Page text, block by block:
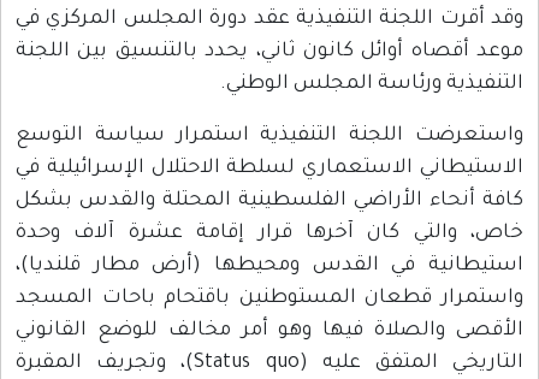
وقد أقرت اللجنة التنفيذية عقد دورة المجلس المركزي في
موعد أقصاه أوائل كانون ثاني، يحدد بالتنسيق بين اللجنة
التنفيذية ورئاسة المجلس الوطني.
واستعرضت اللجنة التنفيذية استمرار سياسة التوسع
الاستيطاني الاستعماري لسلطة الاحتلال الإسرائيلية في
كافة أنحاء الأراضي الفلسطينية المحتلة والقدس بشكل
خاص، والتي كان آخرها قرار إقامة عشرة آلاف وحدة
استيطانية في القدس ومحيطها (أرض مطار قلنديا)،
واستمرار قطعان المستوطنين باقتحام باحات المسجد
الأقصى والصلاة فيها وهو أمر مخالف للوضع القانوني
التاريخي المتفق عليه (Status quo)، وتجريف المقبرة